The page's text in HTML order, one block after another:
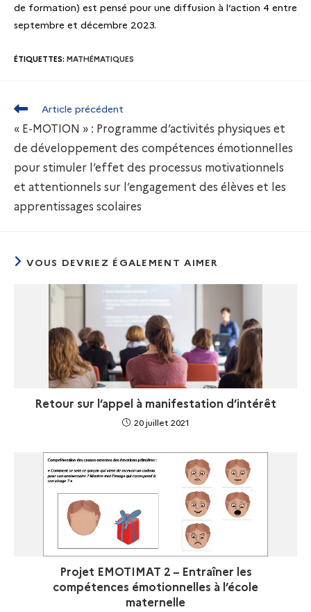
de formation) est pensé pour une diffusion à l’action 4 entre
septembre et décembre 2023.
ÉTIQUETTES: MATHÉMATIQUES
Article précédent
« E-MOTION » : Programme d’activités physiques et
de développement des compétences émotionnelles
pour stimuler l’effet des processus motivationnels
et attentionnels sur l’engagement des élèves et les
apprentissages scolaires
VOUS DEVRIEZ ÉGALEMENT AIMER
Retour sur l’appel à manifestation d’intérêt
20 juillet 2021
Projet EMOTIMAT 2 – Entraîner les
compétences émotionnelles à l’école
maternelle